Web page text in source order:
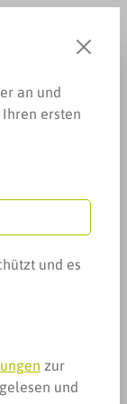
Produkte auf dem
Warenkorb
mit
an und
Ihren ersten
und es
zur
gelesen und